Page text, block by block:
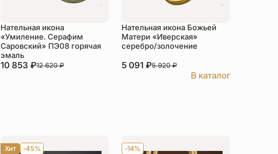
Нательная икона
«Умиление. Серафим
Саровский» ПЭ08 горячая
эмаль
10 853 ₽12 620₽
Нательная икона Божьей
Матери «Иверская»
серебро/золочение
5 091 ₽5 920₽
В каталог
Хит -45% -14%